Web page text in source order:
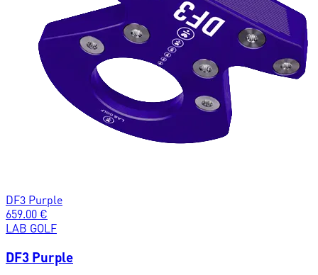
DF3 Purple
659.00 €
LAB GOLF
DF3 Purple